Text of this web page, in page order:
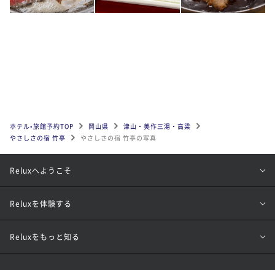
ホテル•旅館予約TOP 岡山県
津山・美作三湯・高梁
やさしさの宿 竹亭
やさしさの宿 竹亭の写真
Reluxへようこそ
Reluxを体験する
Reluxをもっと知る